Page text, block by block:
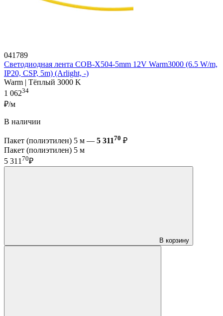
041789
Светодиодная лента COB-X504-5mm 12V Warm3000 (6.5 W/m,
IP20, CSP, 5m) (Arlight, -)
Warm | Тёплый 3000 K
1 06234
₽/м
В наличии
Пакет (полиэтилен) 5 м — 5 31170 ₽
Пакет (полиэтилен) 5 м
5 31170₽
В корзину